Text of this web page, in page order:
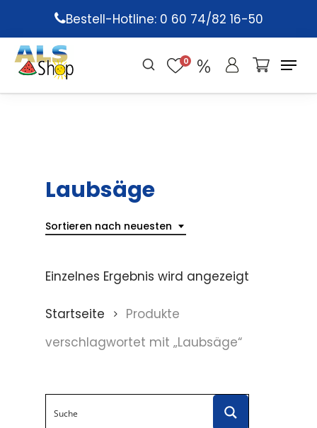
main
content
Bestell-Hotline: 0 60 74/82 16-50
0
Laubsäge
Sortieren nach neuesten
Einzelnes Ergebnis wird angezeigt
Startseite
Produkte
verschlagwortet mit „Laubsäge“